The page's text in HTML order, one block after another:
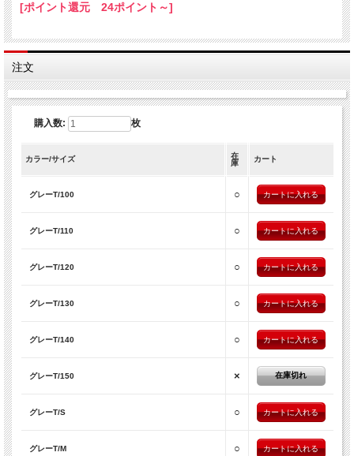
[ポイント還元 24ポイント～]
注文
購入数: 枚
カラー/サイズ
在
庫
カート
グレーT/100 ○
グレーT/110 ○
グレーT/120 ○
グレーT/130 ○
グレーT/140 ○
グレーT/150 × 在庫切れ
グレーT/S ○
グレーT/M ○